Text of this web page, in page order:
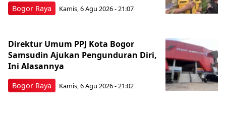
Bogor Raya Kamis, 6 Agu 2026 - 21:07
Bogor Raya
Direktur Umum PPJ Kota Bogor
Samsudin Ajukan Pengunduran Diri,
Ini Alasannya
Kamis, 6 Agu 2026 - 21:02